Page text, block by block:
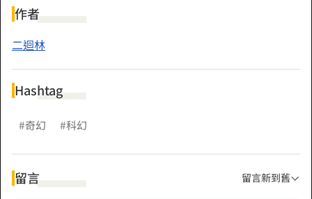
然而空之上一出手，便知有沒有。他拯救了木蘭，證明她有顆
接著，木蘭產生了改變──
「窩、倭、我……沒有心，窩、倭、我……想要有心。」
──不就是人類說的算嗎？
作者
二迴林
Hashtag
#奇幻 #科幻
留言 留言新到舊